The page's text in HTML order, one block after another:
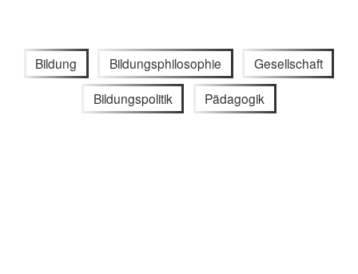
Bildung Bildungsphilosophie Gesellschaft
Bildungspolitik Pädagogik